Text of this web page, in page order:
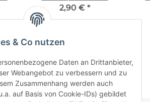
17ml Inhalt -
BCI6Y/BCI3Y - yellow -
2,90 € *
& Co nutzen
Daten an Drittanbieter,
Webangebot zu verbessern und zu
Zusammenhang werden auch
auf Basis von Cookie-IDs) gebildet